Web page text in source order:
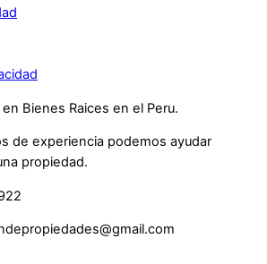
Bienes Raices en el Peru.
de experiencia podemos ayudar
propiedad.